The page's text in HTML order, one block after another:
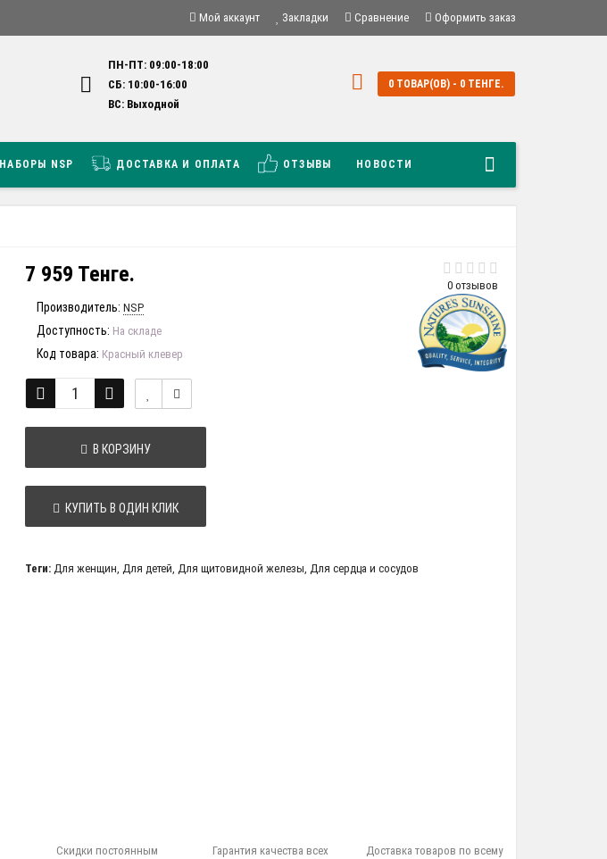
Мой аккаунт Закладки Сравнение Оформить заказ
ПН-ПТ: 09:00-18:00
СБ: 10:00-16:00
ВС: Выходной
0 ТОВАР(ОВ) - 0 ТЕНГЕ.
НАБОРЫ NSP ДОСТАВКА И ОПЛАТА ОТЗЫВЫ НОВОСТИ
0 отзывов
7 959 Тенге.
Производитель: NSP
Доступность: На складе
Код товара: Красный клевер
В КОРЗИНУ
КУПИТЬ В ОДИН КЛИК
Теги: Для женщин, Для детей, Для щитовидной железы, Для сердца и сосудов
Скидки постоянным
Гарантия качества всех
Доставка товаров по всему